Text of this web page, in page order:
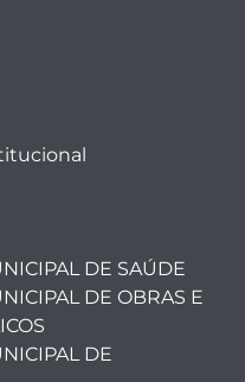
DE SAÚDE
DE OBRAS E
DE